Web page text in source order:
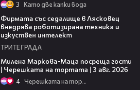
3 Като две капки вода
Фирмата със седалище в Лясковец
внедрява роботизирана техника и
изкуствен интелект
ТРИТЕ ГРАДА
Милена Маркова-Маца посреща гости
| Черешката на тортата | 3 авг. 2026
4 Черешката на тортата